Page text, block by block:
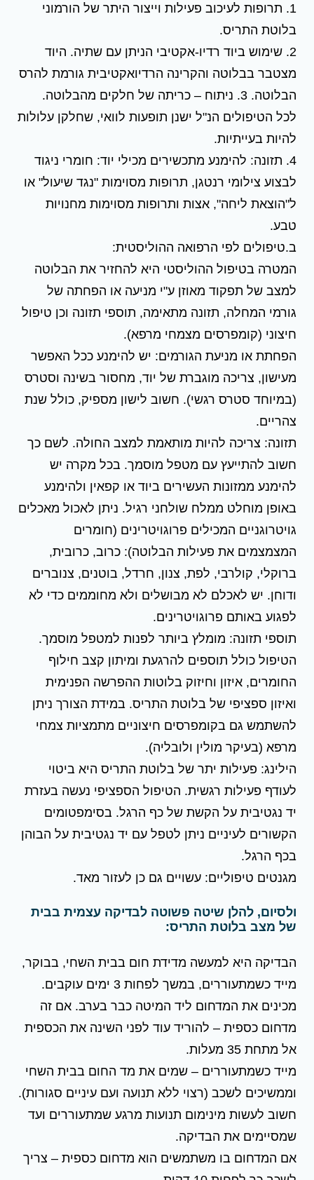
1. תרופות לעיכוב פעילות וייצור היתר של הורמוני
בלוטת התריס.
2. שימוש ביוד רדיו-אקטיבי הניתן עם שתיה. היוד
מצטבר בבלוטה והקרינה הרדיואקטיבית גורמת להרס
הבלוטה. 3. ניתוח – כריתה של חלקים מהבלוטה.
לכל הטיפולים הנ"ל ישנן תופעות לוואי, שחלקן עלולות
להיות בעייתיות.
4. תזונה: להימנע מתכשירים מכילי יוד: חומרי ניגוד
לבצוע צילומי רנטגן, תרופות מסוימות "נגד שיעול" או
ל"הוצאת ליחה", אצות ותרופות מסוימות מחנויות
טבע.
ב.טיפולים לפי הרפואה ההוליסטית:
המטרה בטיפול ההוליסטי היא להחזיר את הבלוטה
למצב של תפקוד מאוזן ע"י מניעה או הפחתה של
גורמי המחלה, תזונה מתאימה, תוספי תזונה וכן טיפול
חיצוני (קומפרסים מצמחי מרפא).
הפחתת או מניעת הגורמים: יש להימנע ככל האפשר
מעישון, צריכה מוגברת של יוד, מחסור בשינה וסטרס
(במיוחד סטרס רגשי). חשוב לישון מספיק, כולל שנת
צהריים.
תזונה: צריכה להיות מותאמת למצב החולה. לשם כך
חשוב להתייעץ עם מטפל מוסמך. בכל מקרה יש
להימנע ממזונות העשירים ביוד או קפאין ולהימנע
באופן מוחלט ממלח שולחני רגיל. ניתן לאכול מאכלים
גויטרוגניים המכילים פרוגויטרינים (חומרים
המצמצמים את פעילות הבלוטה): כרוב, כרובית,
ברוקלי, קולרבי, לפת, צנון, חרדל, בוטנים, צנוברים
ודוחן. יש לאכלם לא מבושלים ולא מחוממים כדי לא
לפגוע באותם פרוגויטרינים.
תוספי תזונה: מומלץ ביותר לפנות למטפל מוסמך.
הטיפול כולל תוספים להרגעת ומיתון קצב חילוף
החומרים, איזון וחיזוק בלוטות ההפרשה הפנימית
ואיזון ספציפי של בלוטת התריס. במידת הצורך ניתן
להשתמש גם בקומפרסים חיצוניים מתמציות צמחי
מרפא (בעיקר מולין ולובליה).
הילינג: פעילות יתר של בלוטת התריס היא ביטוי
לעודף פעילות רגשית. הטיפול הספציפי נעשה בעזרת
יד נגטיבית על הקשת של כף הרגל. בסימפטומים
הקשורים לעיניים ניתן לטפל עם יד נגטיבית על הבוהן
בכף הרגל.
מגנטים טיפוליים: עשויים גם כן לעזור מאד.
ולסיום, להלן שיטה פשוטה לבדיקה עצמית בבית
של מצב בלוטת התריס:
הבדיקה היא למעשה מדידת חום בבית השחי, בבוקר,
מייד כשמתעוררים, במשך לפחות 3 ימים עוקבים.
מכינים את המדחום ליד המיטה כבר בערב. אם זה
מדחום כספית – להוריד עוד לפני השינה את הכספית
אל מתחת 35 מעלות.
מייד כשמתעוררים – שמים את מד החום בבית השחי
וממשיכים לשכב (רצוי ללא תנועה ועם עיניים סגורות).
חשוב לעשות מינימום תנועות מרגע שמתעוררים ועד
שמסיימים את הבדיקה.
אם המדחום בו משתמשים הוא מדחום כספית – צריך